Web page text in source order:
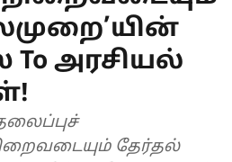
அரசியல்
தேர்தல்